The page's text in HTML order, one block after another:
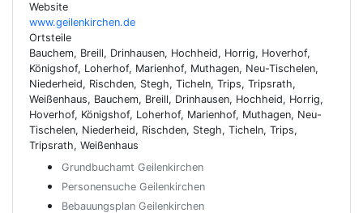
Website
www.geilenkirchen.de
Ortsteile
Bauchem, Breill, Drinhausen, Hochheid, Horrig, Hoverhof,
Königshof, Loherhof, Marienhof, Muthagen, Neu-Tischelen,
Niederheid, Rischden, Stegh, Ticheln, Trips, Tripsrath,
Weißenhaus, Bauchem, Breill, Drinhausen, Hochheid, Horrig,
Hoverhof, Königshof, Loherhof, Marienhof, Muthagen, Neu-
Tischelen, Niederheid, Rischden, Stegh, Ticheln, Trips,
Tripsrath, Weißenhaus
Grundbuchamt Geilenkirchen
Personensuche Geilenkirchen
Bebauungsplan Geilenkirchen